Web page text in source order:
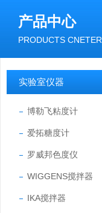
产品中心
PRODUCTS CNETER
实验室仪器
博勒飞粘度计
爱拓糖度计
罗威邦色度仪
WIGGENS搅拌器
IKA搅拌器